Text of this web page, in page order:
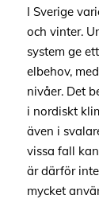
I Sverige
och vinter.
system ge
elbehov,
nivåer. Det
i nordiskt
även i
vissa fall
är därför
mycket